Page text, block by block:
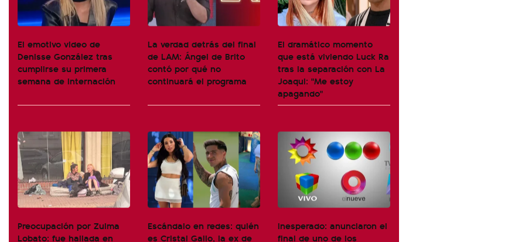
El emotivo video de
Denisse González tras
cumplirse su primera
semana de internación
La verdad detrás del final
de LAM: Ángel de Brito
contó por qué no
continuará el programa
El dramático momento
que está viviendo Luck Ra
tras la separación con La
Joaqui: "Me estoy
apagando"
Preocupación por Zulma
Lobato: fue hallada en
Escándalo en redes: quién
es Cristal Gallo, la ex de
Inesperado: anunciaron el
final de uno de los